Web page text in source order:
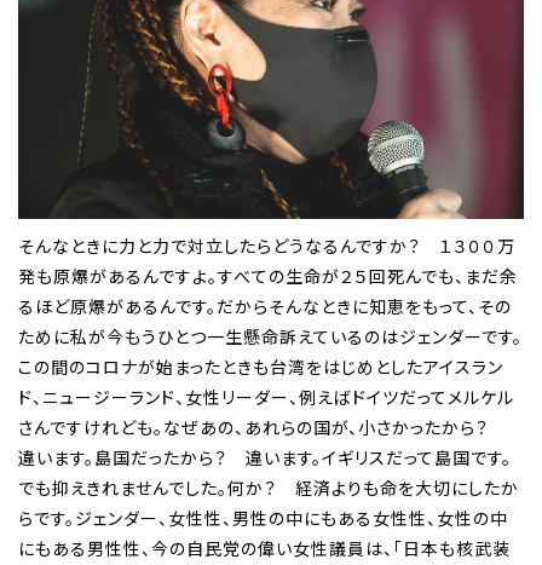
そんなときに力と力で対立したらどうなるんですか？ １３００万
発も原爆があるんですよ。すべての生命が２５回死んでも、まだ余
るほど原爆があるんです。だからそんなときに知恵をもって、その
ために私が今もうひとつ一生懸命訴えているのはジェンダーです。
この間のコロナが始まったときも台湾をはじめとしたアイスラン
ド、ニュージーランド、女性リーダー、例えばドイツだってメルケル
さんですけれども。なぜあの、あれらの国が、小さかったから？
違います。島国だったから？ 違います。イギリスだって島国です。
でも抑えきれませんでした。何か？ 経済よりも命を大切にしたか
らです。ジェンダー、女性性、男性の中にもある女性性、女性の中
にもある男性性、今の自民党の偉い女性議員は、「日本も核武装